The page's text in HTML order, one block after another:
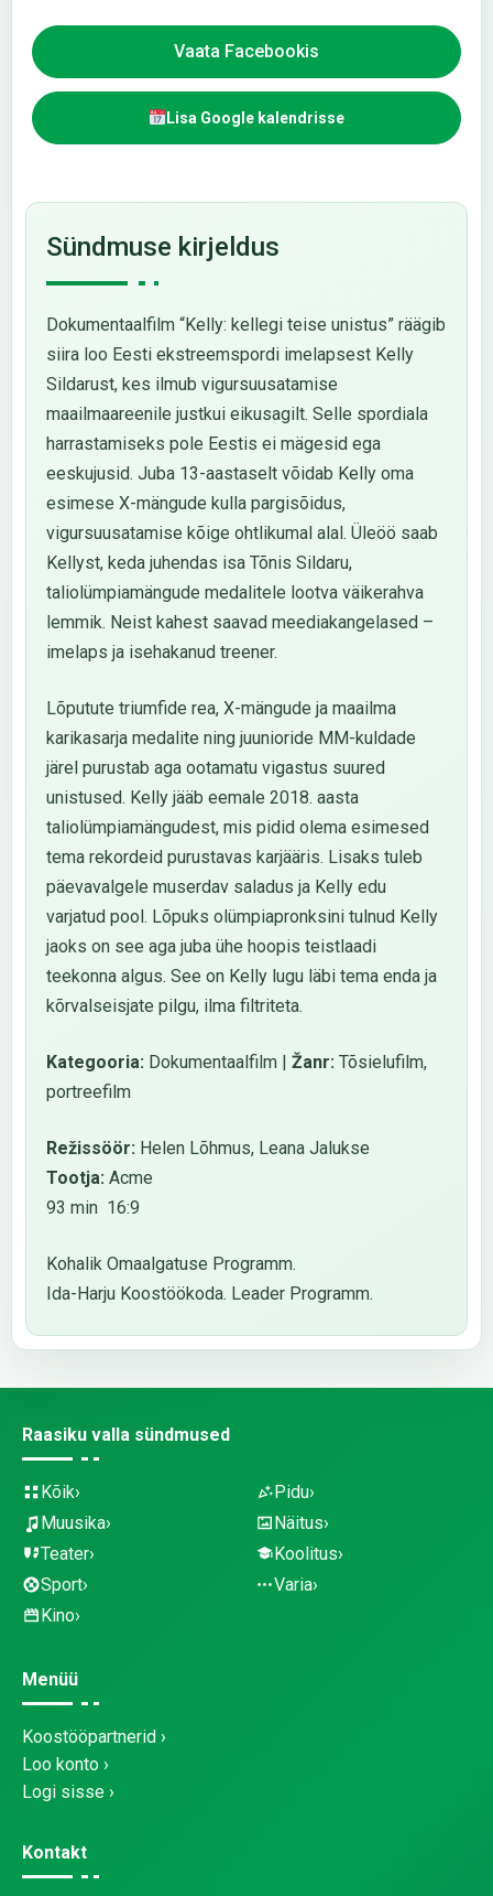
Vaata Facebookis
Lisa Google kalendrisse
Sündmuse kirjeldus
Dokumentaalfilm “Kelly: kellegi teise unistus” räägib
siira loo Eesti ekstreemspordi imelapsest Kelly
Sildarust, kes ilmub vigursuusatamise
maailmaareenile justkui eikusagilt. Selle spordiala
harrastamiseks pole Eestis ei mägesid ega
eeskujusid. Juba 13-aastaselt võidab Kelly oma
esimese X-mängude kulla pargisõidus,
vigursuusatamise kõige ohtlikumal alal. Üleöö saab
Kellyst, keda juhendas isa Tõnis Sildaru,
taliolümpiamängude medalitele lootva väikerahva
lemmik. Neist kahest saavad meediakangelased –
imelaps ja isehakanud treener.
Lõputute triumfide rea, X-mängude ja maailma
karikasarja medalite ning juunioride MM-kuldade
järel purustab aga ootamatu vigastus suured
unistused. Kelly jääb eemale 2018. aasta
taliolümpiamängudest, mis pidid olema esimesed
tema rekordeid purustavas karjääris. Lisaks tuleb
päevavalgele muserdav saladus ja Kelly edu
varjatud pool. Lõpuks olümpiapronksini tulnud Kelly
jaoks on see aga juba ühe hoopis teistlaadi
teekonna algus. See on Kelly lugu läbi tema enda ja
kõrvalseisjate pilgu, ilma filtriteta.
Kategooria: Dokumentaalfilm | Žanr: Tõsielufilm,
portreefilm
Režissöör: Helen Lõhmus, Leana Jalukse
Tootja: Acme
93 min 16:9
Kohalik Omaalgatuse Programm.
Ida-Harju Koostöökoda. Leader Programm.
Raasiku valla sündmused
Kõik
Muusika
Teater
Sport
Kino
Pidu
Näitus
Koolitus
Varia
Menüü
Koostööpartnerid
Loo konto
Logi sisse
Kontakt